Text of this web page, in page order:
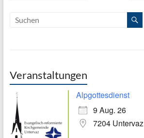
Veranstaltungen
Alpgottesdienst
9 Aug. 26
7204 Untervaz